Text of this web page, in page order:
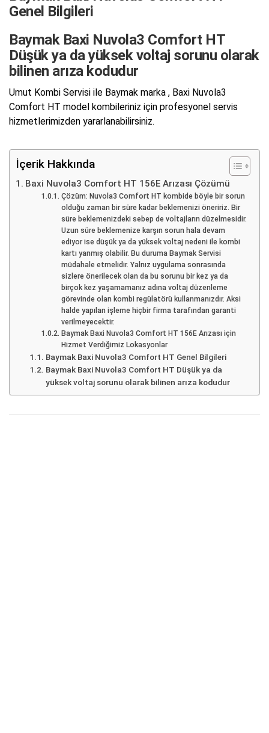
Genel Bilgileri
Baymak Baxi Nuvola3 Comfort HT
Düşük ya da yüksek voltaj sorunu olarak
bilinen arıza kodudur
Umut Kombi Servisi ile Baymak marka , Baxi Nuvola3
Comfort HT model kombileriniz için profesyonel servis
hizmetlerimizden yararlanabilirsiniz.
İçerik Hakkında
Baxi Nuvola3 Comfort HT 156E Arızası Çözümü
Çözüm: Nuvola3 Comfort HT kombide böyle bir sorun
olduğu zaman bir süre kadar beklemenizi öneririz. Bir
süre beklemenizdeki sebep de voltajların düzelmesidir.
Uzun süre beklemenize karşın sorun hala devam
ediyor ise düşük ya da yüksek voltaj nedeni ile kombi
kartı yanmış olabilir. Bu duruma Baymak Servisi
müdahale etmelidir. Yalnız uygulama sonrasında
sizlere önerilecek olan da bu sorunu bir kez ya da
birçok kez yaşamamanız adına voltaj düzenleme
görevinde olan kombi regülatörü kullanmanızdır. Aksi
halde yapılan işleme hiçbir firma tarafından garanti
verilmeyecektir.
Baymak Baxi Nuvola3 Comfort HT 156E Arızası için
Hizmet Verdiğimiz Lokasyonlar
Baymak Baxi Nuvola3 Comfort HT Genel Bilgileri
Baymak Baxi Nuvola3 Comfort HT Düşük ya da
yüksek voltaj sorunu olarak bilinen arıza kodudur